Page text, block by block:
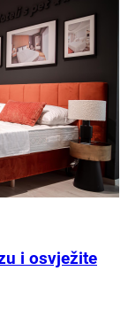
i osvježite